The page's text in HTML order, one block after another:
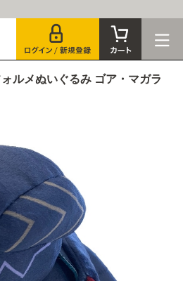
ルメぬいぐるみ ゴア・マガラ